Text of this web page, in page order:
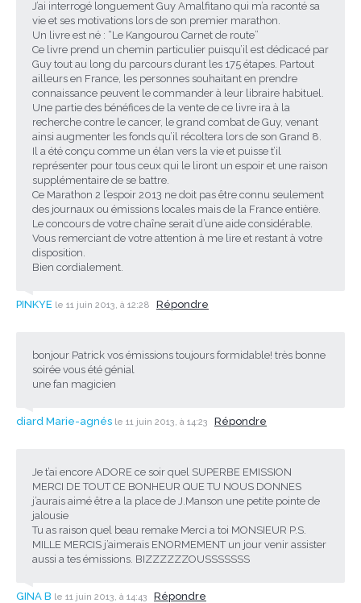
J’ai interrogé longuement Guy Amalfitano qui m’a raconté sa
vie et ses motivations lors de son premier marathon.
Un livre est né : “Le Kangourou Carnet de route”
Ce livre prend un chemin particulier puisqu’il est dédicacé par
Guy tout au long du parcours durant les 175 étapes. Partout
ailleurs en France, les personnes souhaitant en prendre
connaissance peuvent le commander à leur libraire habituel.
Une partie des bénéfices de la vente de ce livre ira à la
recherche contre le cancer, le grand combat de Guy, venant
ainsi augmenter les fonds qu’il récoltera lors de son Grand 8.
Il a été conçu comme un élan vers la vie et puisse t’il
représenter pour tous ceux qui le liront un espoir et une raison
supplémentaire de se battre.
Ce Marathon 2 l’espoir 2013 ne doit pas être connu seulement
des journaux ou émissions locales mais de la France entière.
Le concours de votre chaîne serait d’une aide considérable.
Vous remerciant de votre attention à me lire et restant à votre
disposition.
Bien cordialement.
PINKYE le 11 juin 2013, à 12:28 Répondre
bonjour Patrick vos émissions toujours formidable! très bonne
soirée vous été génial
une fan magicien
diard Marie-agnés le 11 juin 2013, à 14:23 Répondre
Je t’ai encore ADORE ce soir quel SUPERBE EMISSION
MERCI DE TOUT CE BONHEUR QUE TU NOUS DONNES
j’aurais aimé être a la place de J.Manson une petite pointe de
jalousie
Tu as raison quel beau remake Merci a toi MONSIEUR P.S.
MILLE MERCIS j’aimerais ENORMEMENT un jour venir assister
aussi a tes émissions. BIZZZZZZOUSSSSSSS
GINA B le 11 juin 2013, à 14:43 Répondre